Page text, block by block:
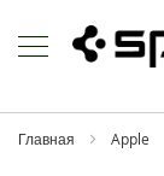
to
Content
h
o
Главная Apple